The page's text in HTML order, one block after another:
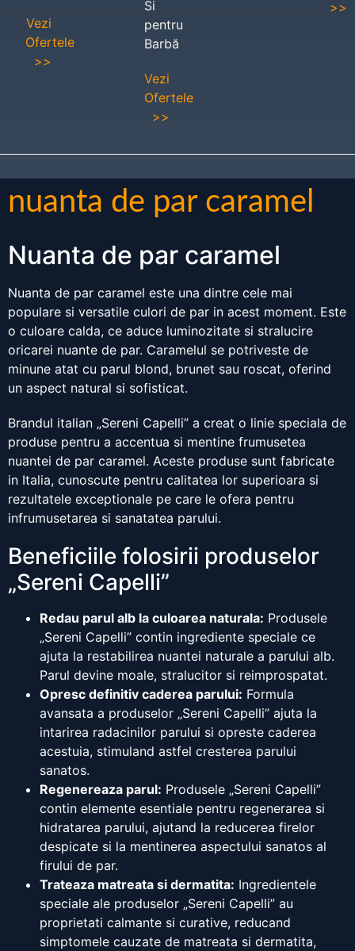
Vezi
Ofertele
>>
Si
pentru
Barbă
Vezi
Ofertele
>>
>>
nuanta de par caramel
Nuanta de par caramel
Nuanta de par caramel este una dintre cele mai
populare si versatile culori de par in acest moment. Este
o culoare calda, ce aduce luminozitate si stralucire
oricarei nuante de par. Caramelul se potriveste de
minune atat cu parul blond, brunet sau roscat, oferind
un aspect natural si sofisticat.
Brandul italian „Sereni Capelli” a creat o linie speciala de
produse pentru a accentua si mentine frumusetea
nuantei de par caramel. Aceste produse sunt fabricate
in Italia, cunoscute pentru calitatea lor superioara si
rezultatele exceptionale pe care le ofera pentru
infrumusetarea si sanatatea parului.
Beneficiile folosirii produselor
„Sereni Capelli”
Redau parul alb la culoarea naturala: Produsele
„Sereni Capelli” contin ingrediente speciale ce
ajuta la restabilirea nuantei naturale a parului alb.
Parul devine moale, stralucitor si reimprospatat.
Opresc definitiv caderea parului: Formula
avansata a produselor „Sereni Capelli” ajuta la
intarirea radacinilor parului si opreste caderea
acestuia, stimuland astfel cresterea parului
sanatos.
Regenereaza parul: Produsele „Sereni Capelli”
contin elemente esentiale pentru regenerarea si
hidratarea parului, ajutand la reducerea firelor
despicate si la mentinerea aspectului sanatos al
firului de par.
Trateaza matreata si dermatita: Ingredientele
speciale ale produselor „Sereni Capelli” au
proprietati calmante si curative, reducand
simptomele cauzate de matreata si dermatita,